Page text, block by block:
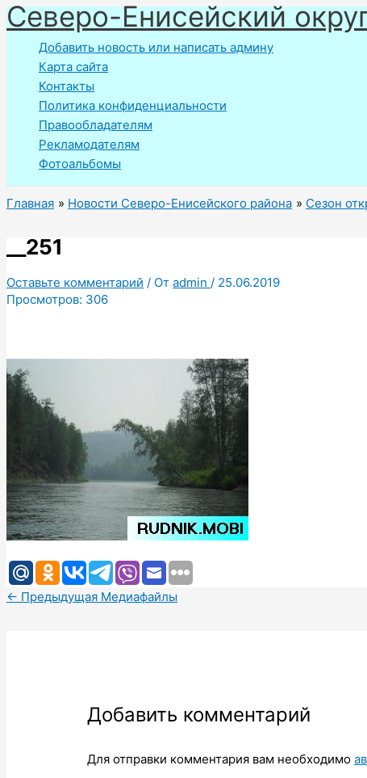
Перейти
к
содержимому
Северо-Енисейский
Добавить новость или написать админу
Карта сайта
Контакты
Политика конфиденциальности
Правообладателям
Рекламодателям
Фотоальбомы
Главная Новости Северо-Енисейского района Сезон
__251
Оставьте комментарий / От admin / 25.06.2019
Просмотров: 306
← Предыдущая Медиафайлы
Добавить комментарий
Для отправки комментария вам необходимо